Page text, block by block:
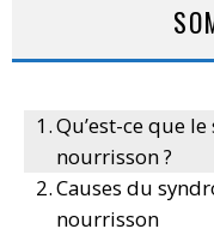
Qu’est-ce que
nourrisson ?
Causes du
nourrisson